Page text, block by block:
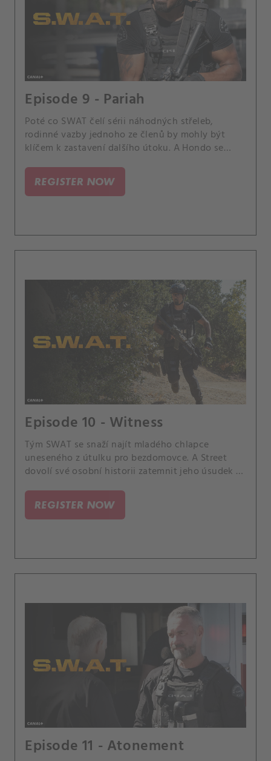
Episode 9 - Pariah
Poté co SWAT čelí sérii náhodných střeleb,
rodinné vazby jednoho ze členů by mohly být
klíčem k zastavení dalšího útoku. A Hondo se
pomáhá Lucovi v citlivé situaci.
REGISTER NOW
Episode 10 - Witness
Tým SWAT se snaží najít mladého chlapce
uneseného z útulku pro bezdomovce. A Street
dovolí své osobní historii zatemnit jeho úsudek v
ohledně své duchovní víry.
REGISTER NOW
Episode 11 - Atonement